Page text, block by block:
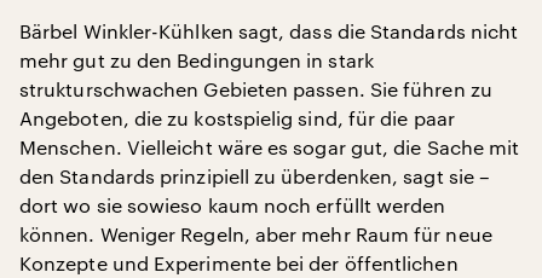
Bärbel Winkler-Kühlken sagt, dass die Standards nicht
mehr gut zu den Bedingungen in stark
strukturschwachen Gebieten passen. Sie führen zu
Angeboten, die zu kostspielig sind, für die paar
Menschen. Vielleicht wäre es sogar gut, die Sache mit
den Standards prinzipiell zu überdenken, sagt sie –
dort wo sie sowieso kaum noch erfüllt werden
können. Weniger Regeln, aber mehr Raum für neue
Konzepte und Experimente bei der öffentlichen